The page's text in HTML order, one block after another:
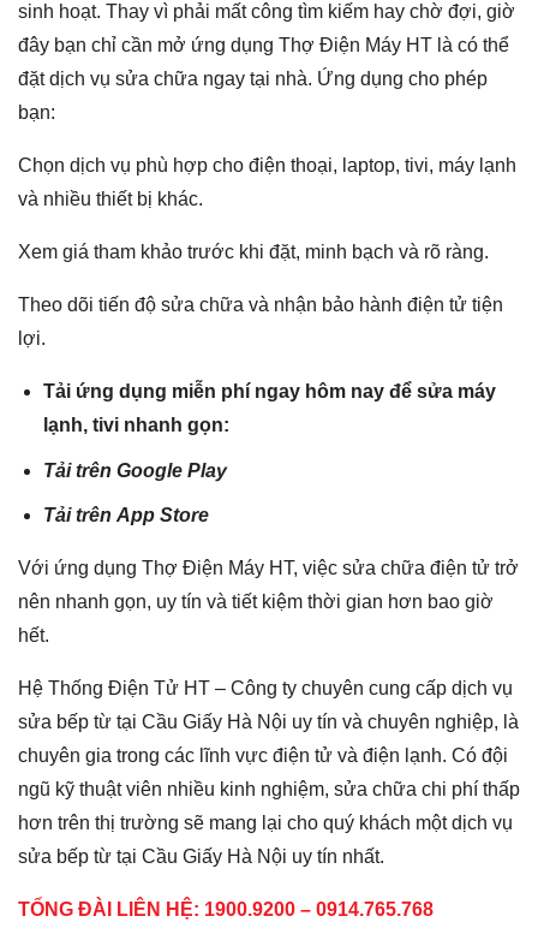
sinh hoạt. Thay vì phải mất công tìm kiếm hay chờ đợi, giờ
đây bạn chỉ cần mở ứng dụng Thợ Điện Máy HT là có thể
đặt dịch vụ sửa chữa ngay tại nhà. Ứng dụng cho phép
bạn:
Chọn dịch vụ phù hợp cho điện thoại, laptop, tivi, máy lạnh
và nhiều thiết bị khác.
Xem giá tham khảo trước khi đặt, minh bạch và rõ ràng.
Theo dõi tiến độ sửa chữa và nhận bảo hành điện tử tiện
lợi.
Tải ứng dụng miễn phí ngay hôm nay để sửa máy
lạnh, tivi nhanh gọn:
Tải trên Google Play
Tải trên App Store
Với ứng dụng Thợ Điện Máy HT, việc sửa chữa điện tử trở
nên nhanh gọn, uy tín và tiết kiệm thời gian hơn bao giờ
hết.
Hệ Thống Điện Tử HT – Công ty chuyên cung cấp dịch vụ
sửa bếp từ tại Cầu Giấy Hà Nội uy tín và chuyên nghiệp, là
chuyên gia trong các lĩnh vực điện tử và điện lạnh. Có đội
ngũ kỹ thuật viên nhiều kinh nghiệm, sửa chữa chi phí thấp
hơn trên thị trường sẽ mang lại cho quý khách một dịch vụ
sửa bếp từ tại Cầu Giấy Hà Nội uy tín nhất.
TỔNG ĐÀI LIÊN HỆ: 1900.9200 – 0914.765.768